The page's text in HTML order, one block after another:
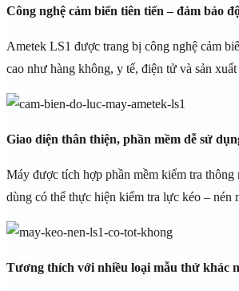
Công nghệ cảm biến tiên tiến – đảm bảo
Ametek LS1 được trang bị công nghệ cảm
cao như hàng không, y tế, điện tử và sản
Giao diện thân thiện, phần mềm dễ sử
Máy được tích hợp phần mềm kiểm tra
dùng có thể thực hiện kiểm tra lực kéo – nén
Tương thích với nhiều loại mẫu thử khác